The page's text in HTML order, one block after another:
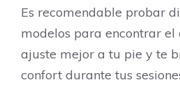
Es recomendable probar
modelos para encontrar el
ajuste mejor a tu pie y te
confort durante tus